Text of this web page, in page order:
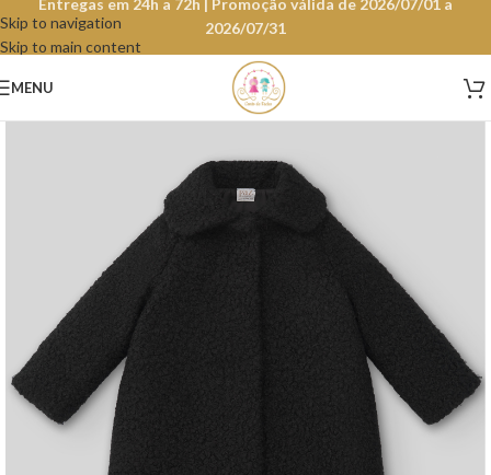
Skip to navigation
Skip to main content
Entregas em 24h a 72h | Promoção válida de 2026/07/01 a
2026/07/31
MENU